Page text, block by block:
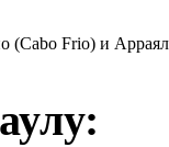
Frio) и